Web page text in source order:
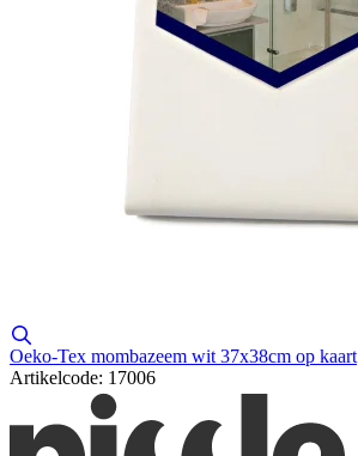
Oeko-Tex mombazeem wit 37x38cm op kaart
Artikelcode: 17006